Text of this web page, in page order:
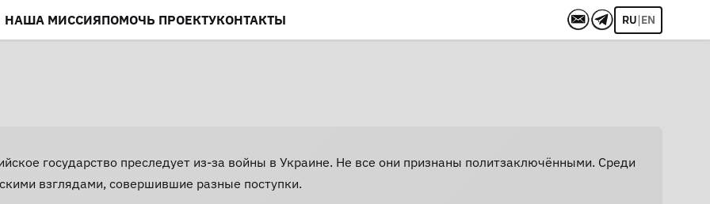
НАША МИССИЯПОМОЧЬ ПРОЕКТУКОНТАКТЫ RU|EN
государство преследует из-за войны в Украине. Не все они признаны политзаключёнными. Среди
взглядами, совершившие разные поступки.